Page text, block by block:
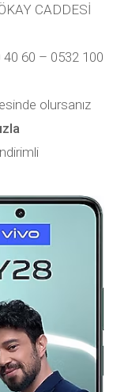
CADDESİ
40 60 – 0532 100
olursanız